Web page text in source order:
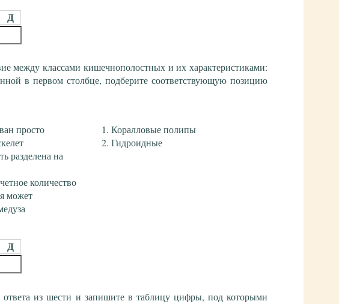
Д
между классами кишечнополостных и их характеристиками:
в первом столбце, подберите соответствующую позицию
просто
разделена на
количество
может
Коралловые полипы
Гидроидные
Д
из шести и запишите в таблицу цифры, под которыми